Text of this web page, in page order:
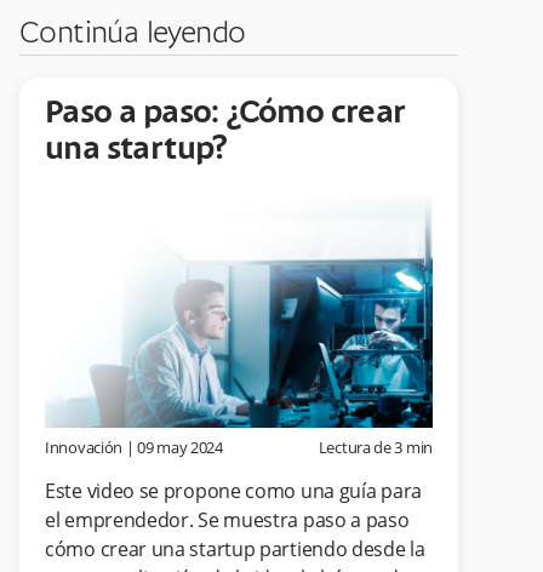
Continúa leyendo
Paso a paso: ¿Cómo crear
una startup?
Innovación |09 may 2024 Lectura de3 min
Este video se propone como una guía para
el emprendedor. Se muestra paso a paso
cómo crear una startup partiendo desde la